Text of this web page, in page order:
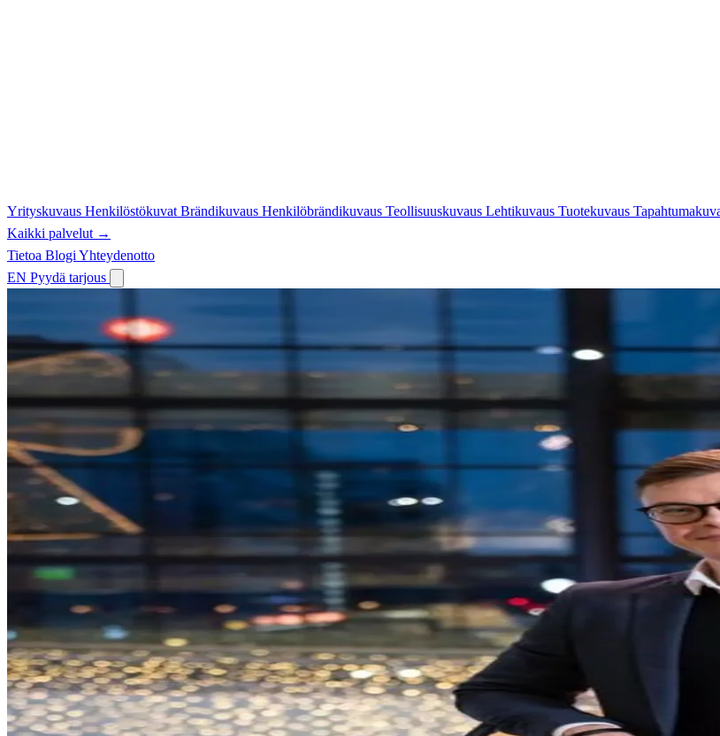
Yrityskuvaus Henkilöstökuvat Brändikuvaus Henkilöbrändikuvaus Teollisuuskuvaus Lehtikuvaus Tuotekuvaus
Kaikki palvelut →
Tietoa Blogi Yhteydenotto
EN Pyydä tarjous